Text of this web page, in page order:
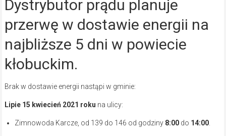
Dystrybutor prądu planuje
przerwę w dostawie energii na
najbliższe 5 dni w powiecie
kłobuckim.
Brak w dostawie energii nastąpi w gminie:
Lipie 15 kwiecień 2021 roku na ulicy:
Zimnowoda Karcze, od 139 do 146 od godziny8:00 do 14:00.